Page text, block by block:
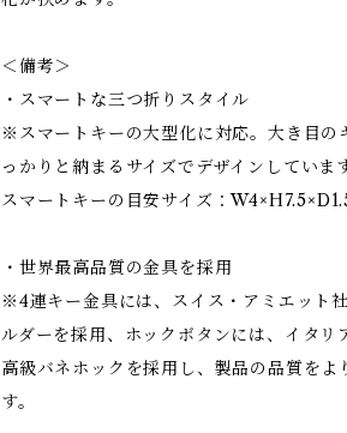
＜備考＞
・スマートな三つ折りスタイル
※スマートキーの大型化に対応。大き目の
っかりと納まるサイズでデザインしています
スマートキーの目安サイズ：
・世界最高品質の金具を採用
※4連キー金具には、スイス・アミエット
ルダーを採用、ホックボタンには、イタリ
高級バネホックを採用し、製品の品質をよ
す。